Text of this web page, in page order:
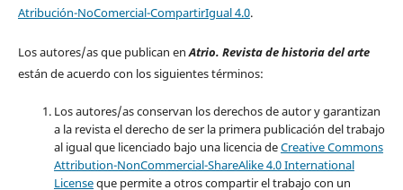
Atribución-NoComercial-CompartirIgual 4.0.
Los autores/as que publican enAtrio. Revista de historia del arte
están de acuerdo con los siguientes términos:
Los autores/as conservan los derechos de autor y garantizan
a la revista el derecho de ser la primera publicación del trabajo
al igual que licenciado bajo una licencia deCreative Commons
Attribution-NonCommercial-ShareAlike 4.0 International
Licenseque permite a otros compartir el trabajo con un